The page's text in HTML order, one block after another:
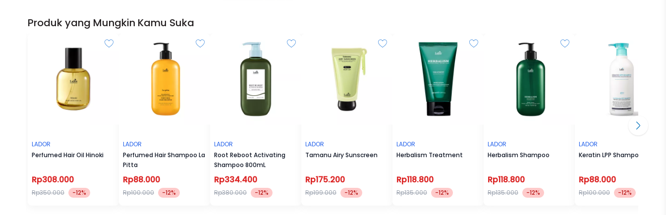
product Scene :
TOP : Orange, Mandarine, Coconut, Lemon
MIDDLE : Green-note, Jasmine, Eucalyptus, Rose
BASE : Amber, Sandalwood, Musk, Cedarwood
Produk yang Mungkin Kamu Suka
LADOR
Perfumed Hair Oil Hinoki
Rp308.000
Rp350.000 -12%
LADOR
Perfumed Hair Shampoo La
Pitta
Rp88.000
Rp100.000 -12%
LADOR
Root Reboot Activating
Shampoo 800mL
Rp334.400
Rp380.000 -12%
LADOR
Tamanu Airy Sunscreen
Rp175.200
Rp199.000 -12%
LADOR
Herbalism Treatment
Rp118.800
Rp135.000 -12%
LADOR
Herbalism Shampoo
Rp118.800
Rp135.000 -12%
LADOR
Keratin LPP Shampoo
Rp88.000
Rp100.000 -12%